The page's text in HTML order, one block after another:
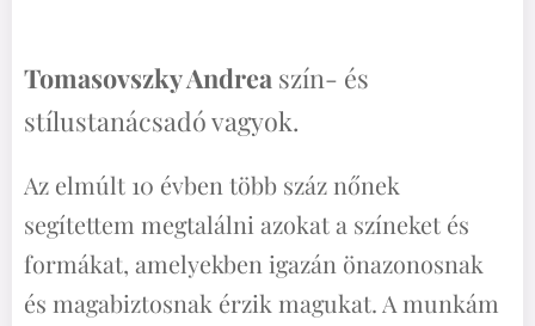
Tomasovszky Andrea szín- és
stílustanácsadó vagyok.
Az elmúlt 10 évben több száz nőnek
segítettem megtalálni azokat a színeket és
formákat, amelyekben igazán önazonosnak
és magabiztosnak érzik magukat. A munkám